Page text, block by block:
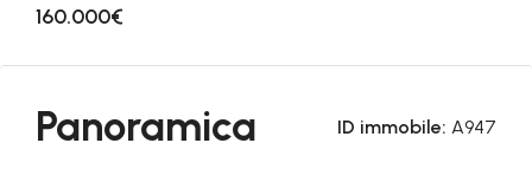
160.000€
Panoramica ID immobile: A947